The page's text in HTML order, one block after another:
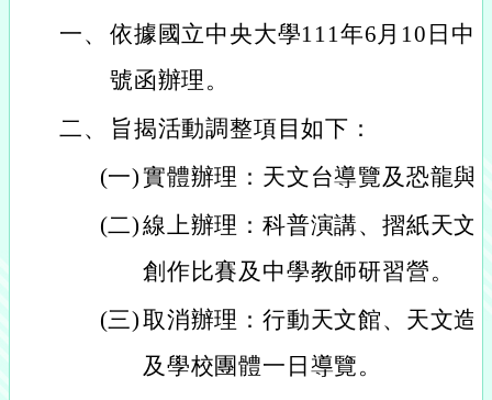
一、 依據國立中央大學111年6月10日中
號函辦理。
二、
旨揭活動調整項目如下：
(一)實體辦理：天文台導覽及恐龍與
(二)線上辦理：科普演講、摺紙天文
創作比賽及中學教師研習營。
(三)取消辦理：行動天文館、天文造
及學校團體一日導覽。